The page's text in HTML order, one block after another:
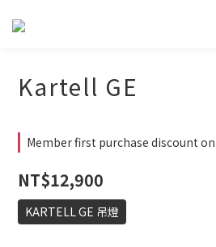
Kartell GE
Member first purchase discount
NT$12,900
KARTELL GE 吊燈